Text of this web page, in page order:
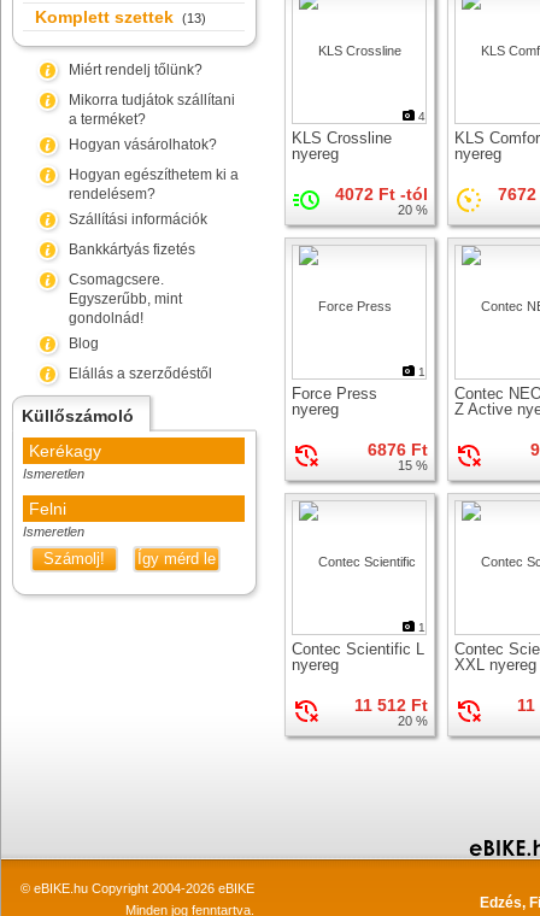
Komplett szettek (13)
Miért rendelj tőlünk?
Mikorra tudjátok szállítani
a terméket?
Hogyan vásárolhatok?
Hogyan egészíthetem ki a
rendelésem?
Szállítási információk
Bankkártyás fizetés
Csomagcsere.
Egyszerűbb, mint
gondolnád!
Blog
Elállás a szerződéstől
Küllőszámoló
Kerékagy
Ismeretlen
Felni
Ismeretlen
Számolj! Így mérd le
4
KLS Crossline
nyereg
4072 Ft -tól
20 %
KLS
nyereg
1
Force Press
nyereg
6876 Ft
15 %
Contec
Z Active
1
Contec Scientific L
nyereg
11 512 Ft
20 %
Contec
XXL nyereg
© eBIKE.hu Copyright 2004-2026 eBIKE
Minden jog fenntartva.
Edzés,